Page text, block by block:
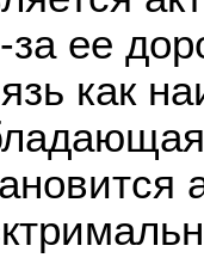
за ее
как